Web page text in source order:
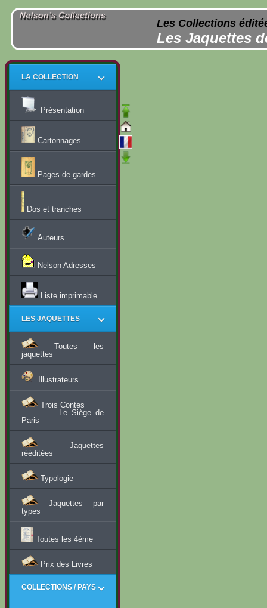
Les Collections
Les Jaquettes
LA COLLECTION
Présentation
Cartonnages
Pages de gardes
Dos et tranches
Auteurs
Nelson Adresses
Liste imprimable
LES JAQUETTES
Toutes les
jaquettes
Illustrateurs
Trois Contes
Le Siège de
Paris
Jaquettes
rééditées
Typologie
Jaquettes par
types
Toutes les 4ème
Prix des Livres
COLLECTIONS / PAYS